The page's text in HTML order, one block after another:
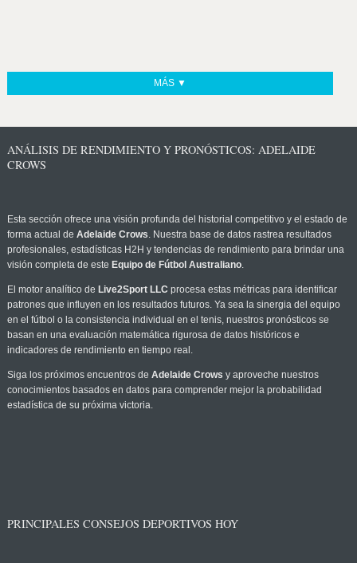
MÁS ▼
ANÁLISIS DE RENDIMIENTO Y PRONÓSTICOS: ADELAIDE
CROWS
Esta sección ofrece una visión profunda del historial competitivo y el estado de
forma actual de Adelaide Crows. Nuestra base de datos rastrea resultados
profesionales, estadísticas H2H y tendencias de rendimiento para brindar una
visión completa de este Equipo de Fútbol Australiano.
El motor analítico de Live2Sport LLC procesa estas métricas para identificar
patrones que influyen en los resultados futuros. Ya sea la sinergia del equipo
en el fútbol o la consistencia individual en el tenis, nuestros pronósticos se
basan en una evaluación matemática rigurosa de datos históricos e
indicadores de rendimiento en tiempo real.
Siga los próximos encuentros de Adelaide Crows y aproveche nuestros
conocimientos basados en datos para comprender mejor la probabilidad
estadística de su próxima victoria.
PRINCIPALES CONSEJOS DEPORTIVOS HOY